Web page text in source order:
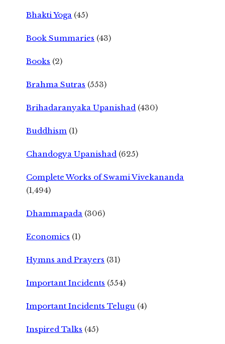
Bhakti Yoga (45)
Book Summaries (43)
Books (2)
Brahma Sutras (553)
Brihadaranyaka Upanishad (430)
Buddhism (1)
Chandogya Upanishad (625)
Complete Works of Swami Vivekananda
(1,494)
Dhammapada (306)
Economics (1)
Hymns and Prayers (31)
Important Incidents (554)
Important Incidents Telugu (4)
Inspired Talks (45)